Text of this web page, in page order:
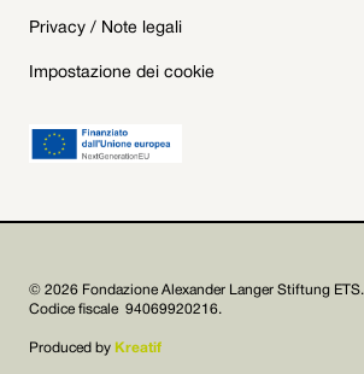
Privacy / Note legali
Impostazione dei cookie
© 2026 Fondazione Alexander Langer Stiftung ETS.
Codice fiscale 94069920216.
Produced by Kreatif